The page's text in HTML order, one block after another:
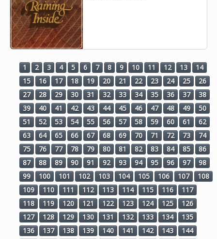
1 2 3 4 5 6 7 8 9 10 11 12 13
14
15
16 17 18 19 20 21 22 23 24 25
26
27
28 29 30 31 32 33 34 35 36 37
38
39
40 41 42 43 44 45 46 47 48 49
50
51
52 53 54 55 56 57 58 59 60 61
62
63
64 65 66 67 68 69 70 71 72 73
74
75
76 77 78 79 80 81 82 83 84 85
86
87
88 89 90 91 92 93 94 95 96 97
98
99
100 101 102 103 104 105 106 107
108
109
110 111 112 113 114 115 116
117
118
119 120 121 122 123 124 125
126
127
128 129 130 131 132 133 134
135
136
137 138 139 140 141 142 143
144